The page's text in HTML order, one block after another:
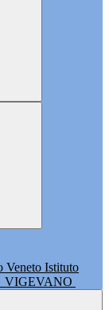
Istituto
VIGEVANO